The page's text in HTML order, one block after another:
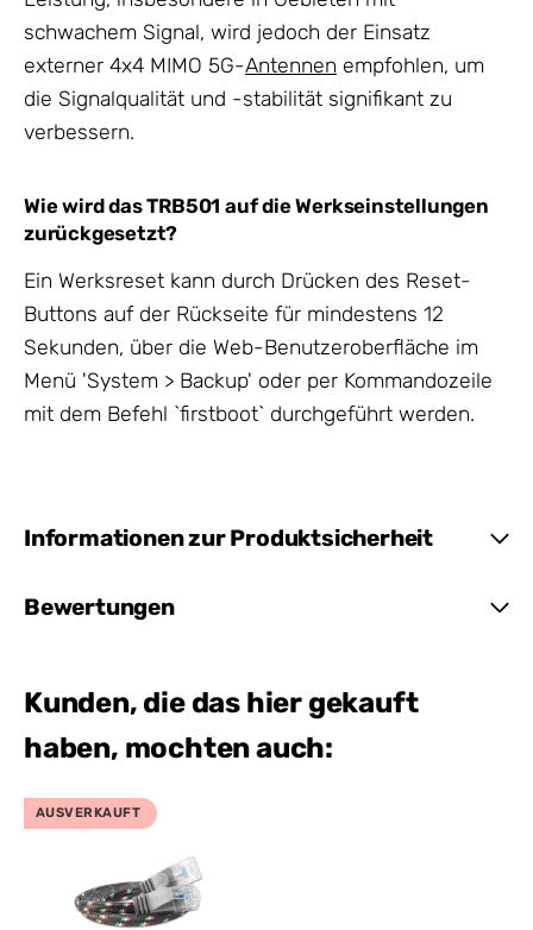
schwachem Signal, wird jedoch der Einsatz
externer 4x4 MIMO 5G-Antennen empfohlen, um
die Signalqualität und -stabilität signifikant zu
verbessern.
Wie wird das TRB501 auf die Werkseinstellungen
zurückgesetzt?
Ein Werksreset kann durch Drücken des Reset-
Buttons auf der Rückseite für mindestens 12
Sekunden, über die Web-Benutzeroberfläche im
Menü 'System > Backup' oder per Kommandozeile
mit dem Befehl `firstboot` durchgeführt werden.
Informationen zur Produktsicherheit
Bewertungen
Kunden, die das hier gekauft
haben, mochten auch:
AUSVERKAUFT